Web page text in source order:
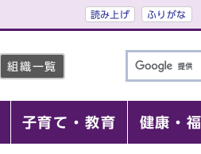
読み上げ ふりがな
組織一覧
子育て・教育 健康・